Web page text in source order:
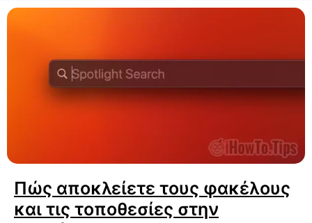
Πώς αποκλείετε τους φακέλους
και τις τοποθεσίες στην